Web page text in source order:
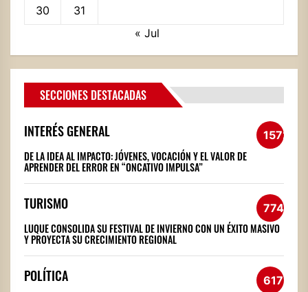
30
31
« Jul
SECCIONES DESTACADAS
INTERÉS GENERAL 1572
DE LA IDEA AL IMPACTO: JÓVENES, VOCACIÓN Y EL VALOR DE
APRENDER DEL ERROR EN “ONCATIVO IMPULSA”
TURISMO 774
LUQUE CONSOLIDA SU FESTIVAL DE INVIERNO CON UN ÉXITO MASIVO
Y PROYECTA SU CRECIMIENTO REGIONAL
POLÍTICA 617